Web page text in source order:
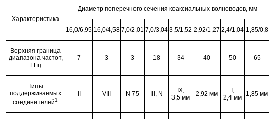
Характеристика
Диаметр поперечного сечения коаксиальных волноводов, мм
16,0/6,95 16,0/4,58 7,0/2,01 7,0/3,04 3,5/1,52 2,92/1,27 2,4/1,04 1,85/0,8
Верхняя граница
диапазона частот,
ГГц
7 3 3 18 34 40 50 65
Типы
поддерживаемых
соединителей1
VIII N 75 III, N
IX;
3,5 мм
2,92 мм
I,
2,4 мм
1,85 мм